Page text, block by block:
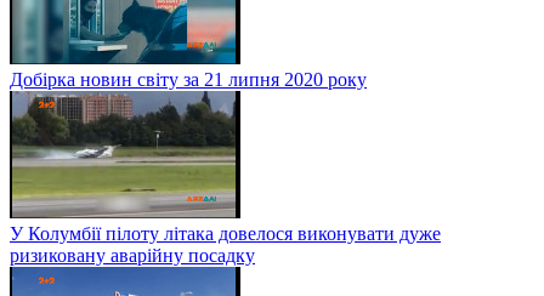
Добірка новин світу за 21 липня 2020 року
У Колумбії пілоту літака довелося виконувати дуже
ризиковану аварійну посадку